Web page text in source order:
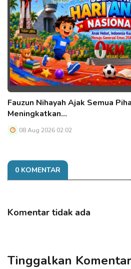
Fauzun Nihayah Ajak Semua
Meningkatkan…
08 Aug 2026 02:02
0 KOMENTAR
Komentar tidak ada
Tinggalkan Komentar